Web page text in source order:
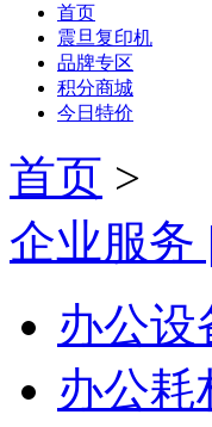
首页
震旦复印机
品牌专区
积分商城
今日特价
首页 >
企业服务
办公设
办公耗